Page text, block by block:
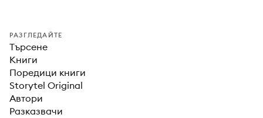
РАЗГЛЕДАЙТЕ
Търсене
Книги
Поредици книги
Storytel Original
Автори
Разказвачи